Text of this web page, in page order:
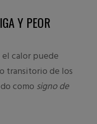
Y PEOR
el calor puede
transitorio de los
como signo de